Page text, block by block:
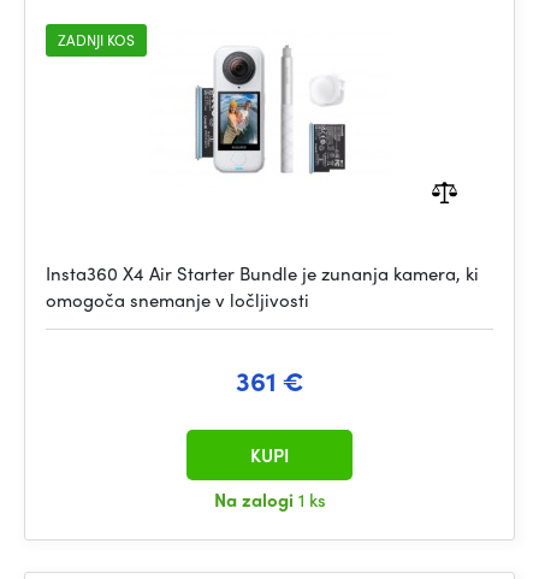
ZADNJI KOS
Insta360 X4 Air Starter Bundle je zunanja kamera, ki
omogoča snemanje v ločljivosti
361 €
Na zalogi 1 ks
KUPI